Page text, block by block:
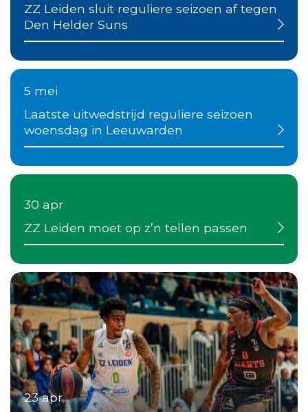
ZZ Leiden sluit reguliere seizoen af tegen
Den Helder Suns
5 mei
Laatste uitwedstrijd reguliere seizoen
woensdag in Leeuwarden
30 apr
ZZ Leiden moet op z’n tellen passen
23 apr